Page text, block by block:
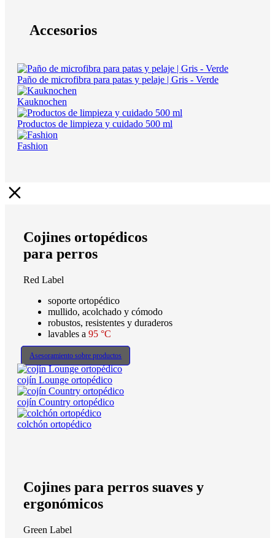
Accesorios
Paño de microfibra para patas y pelaje | Gris - Verde
Kauknochen
Productos de limpieza y cuidado 500 ml
Fashion
Cojines ortopédicos
para perros
Red Label
soporte ortopédico
mullido, acolchado y cómodo
robustos, resistentes y duraderos
lavables a 95 °C
Asesoramiento sobre productos
cojín Lounge ortopédico
cojín Country ortopédico
colchón ortopédico
Cojines para perros suaves y
ergonómicos
Green Label